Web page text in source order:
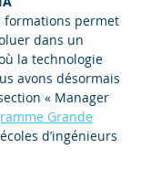
formations permet
dans un
la technologie
avons désormais
« Manager
Grande
d’ingénieurs